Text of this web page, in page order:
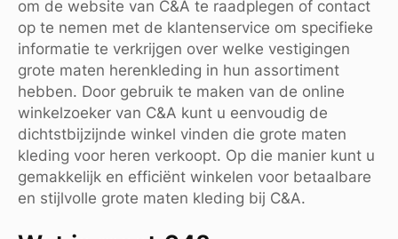
om de website van C&A te raadplegen of contact
op te nemen met de klantenservice om specifieke
informatie te verkrijgen over welke vestigingen
grote maten herenkleding in hun assortiment
hebben. Door gebruik te maken van de online
winkelzoeker van C&A kunt u eenvoudig de
dichtstbijzijnde winkel vinden die grote maten
kleding voor heren verkoopt. Op die manier kunt u
gemakkelijk en efficiënt winkelen voor betaalbare
en stijlvolle grote maten kleding bij C&A.